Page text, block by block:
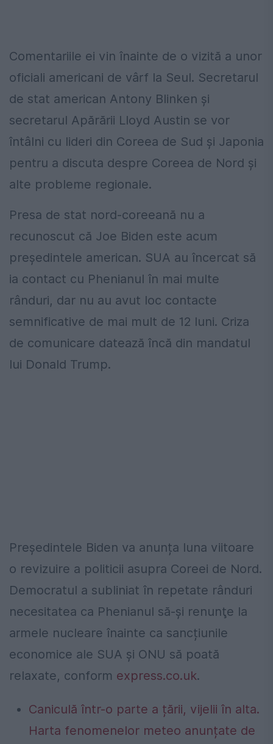
Comentariile ei vin înainte de o vizită a unor
oficiali americani de vârf la Seul. Secretarul
de stat american Antony Blinken și
secretarul Apărării Lloyd Austin se vor
întâlni cu lideri din Coreea de Sud și Japonia
pentru a discuta despre Coreea de Nord și
alte probleme regionale.
Presa de stat nord-coreeană nu a
recunoscut că Joe Biden este acum
președintele american. SUA au încercat să
ia contact cu Phenianul în mai multe
rânduri, dar nu au avut loc contacte
semnificative de mai mult de 12 luni. Criza
de comunicare datează încă din mandatul
lui Donald Trump.
Președintele Biden va anunța luna viitoare
o revizuire a politicii asupra Coreei de Nord.
Democratul a subliniat în repetate rânduri
necesitatea ca Phenianul să-și renunţe la
armele nucleare înainte ca sancțiunile
economice ale SUA și ONU să poată
relaxate, conform express.co.uk.
Caniculă într-o parte a țării, vijelii în alta.
Harta fenomenelor meteo anunțate de